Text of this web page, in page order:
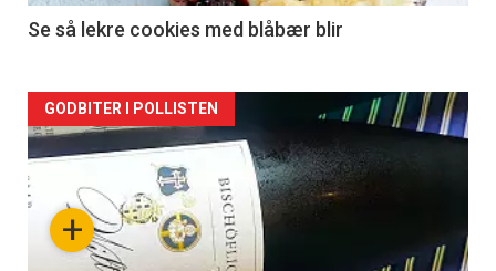
Se så lekre cookies med blåbær blir
Forsiden
akkurat
nå+
GODBITER I POLLISTEN